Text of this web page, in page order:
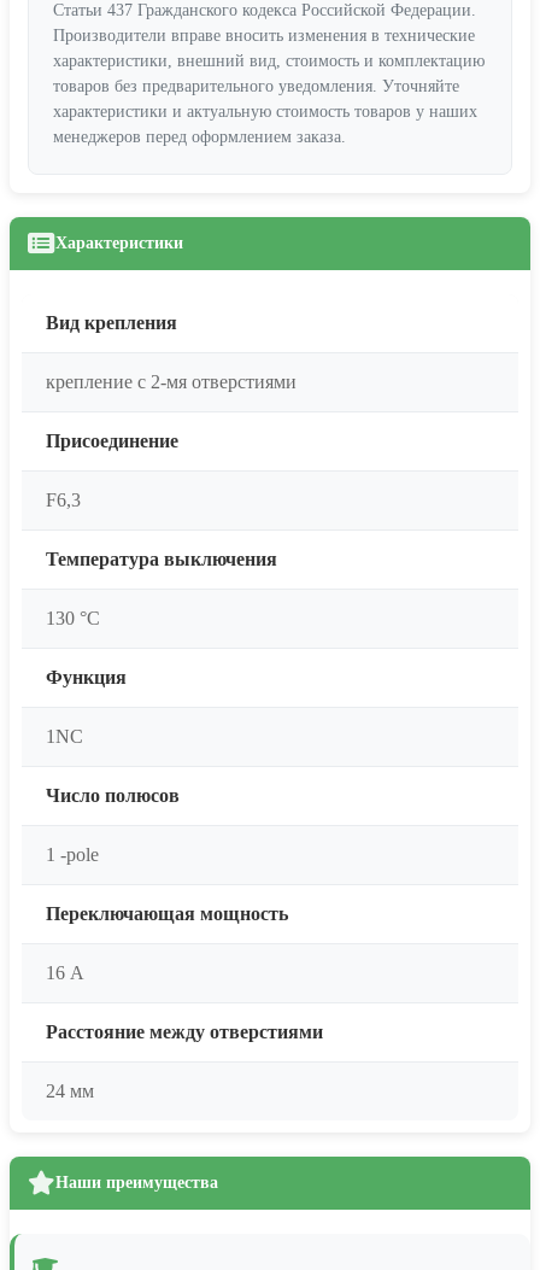
Статьи 437 Гражданского кодекса Российской Федерации.
Производители вправе вносить изменения в технические
характеристики, внешний вид, стоимость и комплектацию
товаров без предварительного уведомления. Уточняйте
характеристики и актуальную стоимость товаров у наших
менеджеров перед оформлением заказа.
Характеристики
Вид крепления
крепление с 2-мя отверстиями
Присоединение
F6,3
Температура выключения
130 °C
Функция
1NC
Число полюсов
1 -pole
Переключающая мощность
16 А
Расстояние между отверстиями
24 мм
Наши преимущества